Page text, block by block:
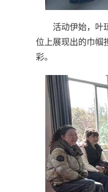
活动伊始，叶
位上展现出的巾帼
彩。